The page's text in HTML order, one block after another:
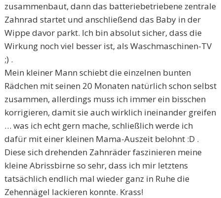
zusammenbaut, dann das batteriebetriebene zentrale
Zahnrad startet und anschließend das Baby in der
Wippe davor parkt. Ich bin absolut sicher, dass die
Wirkung noch viel besser ist, als Waschmaschinen-TV
;) .
Mein kleiner Mann schiebt die einzelnen bunten
Rädchen mit seinen 20 Monaten natürlich schon selbst
zusammen, allerdings muss ich immer ein bisschen
korrigieren, damit sie auch wirklich ineinander greifen
… was ich echt gern mache, schließlich werde ich
dafür mit einer kleinen Mama-Auszeit belohnt :D .
Diese sich drehenden Zahnräder faszinieren meine
kleine Abrissbirne so sehr, dass ich mir letztens
tatsächlich endlich mal wieder ganz in Ruhe die
Zehennägel lackieren konnte. Krass!